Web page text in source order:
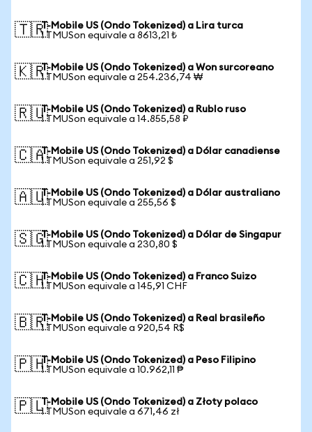
🇹🇷T-Mobile US (Ondo Tokenized) a Lira turca
1 TMUSon equivale a 8613,21 ₺
🇰🇷T-Mobile US (Ondo Tokenized) a Won surcoreano
1 TMUSon equivale a 254.236,74 ₩
🇷🇺T-Mobile US (Ondo Tokenized) a Rublo ruso
1 TMUSon equivale a 14.855,58 ₽
🇨🇦T-Mobile US (Ondo Tokenized) a Dólar canadiense
1 TMUSon equivale a 251,92 $
🇦🇺T-Mobile US (Ondo Tokenized) a Dólar australiano
1 TMUSon equivale a 255,56 $
🇸🇬T-Mobile US (Ondo Tokenized) a Dólar de Singapur
1 TMUSon equivale a 230,80 $
🇨🇭T-Mobile US (Ondo Tokenized) a Franco Suizo
1 TMUSon equivale a 145,91 CHF
🇧🇷T-Mobile US (Ondo Tokenized) a Real brasileño
1 TMUSon equivale a 920,54 R$
🇵🇭T-Mobile US (Ondo Tokenized) a Peso Filipino
1 TMUSon equivale a 10.962,11 ₱
🇵🇱T-Mobile US (Ondo Tokenized) a Złoty polaco
1 TMUSon equivale a 671,46 zł